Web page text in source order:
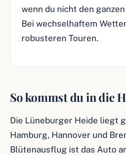
wenn du nicht den
Bei wechselhaftem
robusteren Touren.
So kommst du in die
Die Lüneburger Heide liegt
Hamburg, Hannover und
Blütenausflug ist das Auto